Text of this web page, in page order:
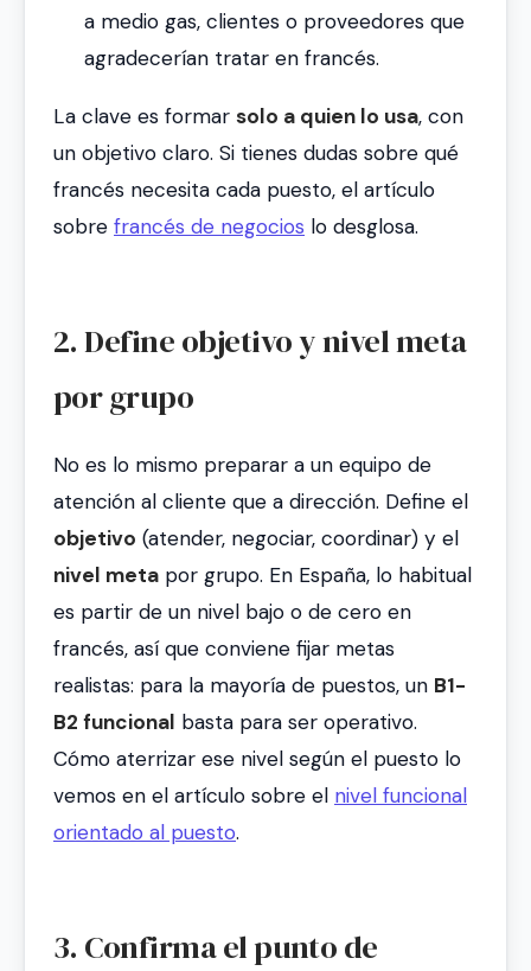
a medio gas, clientes o proveedores que
agradecerían tratar en francés.
La clave es formar solo a quien lo usa, con
un objetivo claro. Si tienes dudas sobre qué
francés necesita cada puesto, el artículo
sobre francés de negocios lo desglosa.
2. Define objetivo y nivel meta
por grupo
No es lo mismo preparar a un equipo de
atención al cliente que a dirección. Define el
objetivo (atender, negociar, coordinar) y el
nivel meta por grupo. En España, lo habitual
es partir de un nivel bajo o de cero en
francés, así que conviene fijar metas
realistas: para la mayoría de puestos, un B1-
B2 funcional basta para ser operativo.
Cómo aterrizar ese nivel según el puesto lo
vemos en el artículo sobre el nivel funcional
orientado al puesto.
3. Confirma el punto de